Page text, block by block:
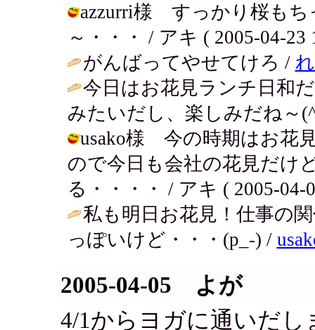
azzurri様 すっかり桜もち
～・・・ / アキ ( 2005-04-23
がんばってやせてけろ /
今日はお花見ランチ日和
みたいだし、楽しみだね～
usako様 今の時期はお花
ので今日も会社の花見だけ
る・・・・ / アキ ( 2005-04-
私も明日お花見！仕事の
っぽいけど・・・(p_-) /
2005-04-05 よが
4/1からヨガに通いだし